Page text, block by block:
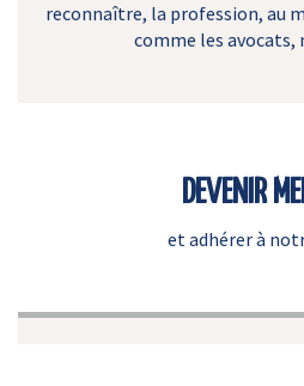
reconnaître, la profession, au
comme les avocats,
DEVENIR
et adhérer à